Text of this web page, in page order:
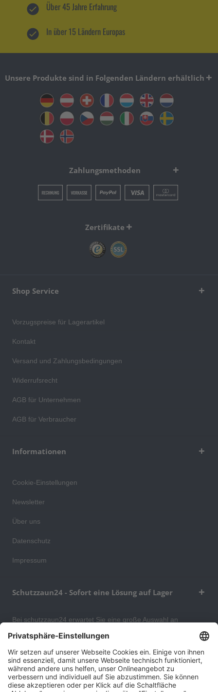
Über 45 Jahre Erfahrung
In über 15 Ländern Europas
Unsere Produkte sind in Folgenden Ländern erhältlich
Zahlungsmethoden
Zertifikate
Shop Service
Vorzugspreise für Lagerartikel
Kontakt
Versand und Zahlungsbedingungen
Widerrufsrecht
AGB für Unternehmen
AGB für Verbraucher
Informationen
Cookie-Einstellungen
Newsletter
Über uns
Datenschutz
Impressum
Schutzzaun24 - Sofort eine Lösung auf Lager
Bei schutzzaun24 erwartet Sie eine große Auswahl an
Schutzgittern, Schutzeinrichtungen, Absturzsicherungen und
auch Ihr Wohngebäude optimal organisieren und sichern
können. An unserem Versandlager bevorraten wir ein großes
Sortiment von Lagerartikeln, welche innerhalb von 48 Stunden